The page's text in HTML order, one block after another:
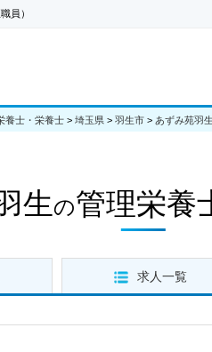
員）
養士・栄養士 > 埼玉県 > 羽生市 > あずみ苑羽生
生の管理栄養
求人一覧